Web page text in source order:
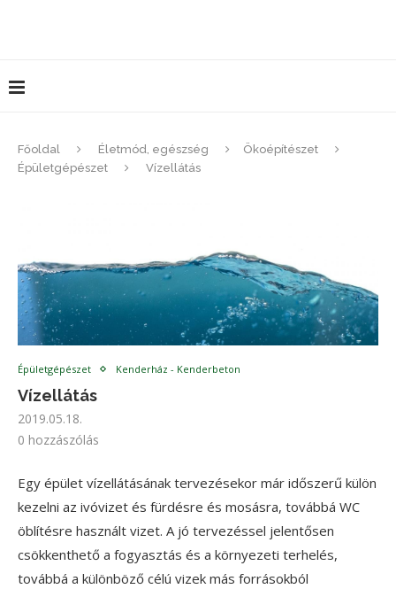
Főoldal Életmód, egészség
Ökoépítészet
Épületgépészet
Vízellátás
Épületgépészet Kenderház - Kenderbeton
Vízellátás
2019.05.18.
0 hozzászólás
Egy épület vízellátásának tervezésekor már időszerű külön
kezelni az ivóvizet és fürdésre és mosásra, továbbá WC
öblítésre használt vizet. A jó tervezéssel jelentősen
csökkenthető a fogyasztás és a környezeti terhelés,
továbbá a különböző célú vizek más forrásokból